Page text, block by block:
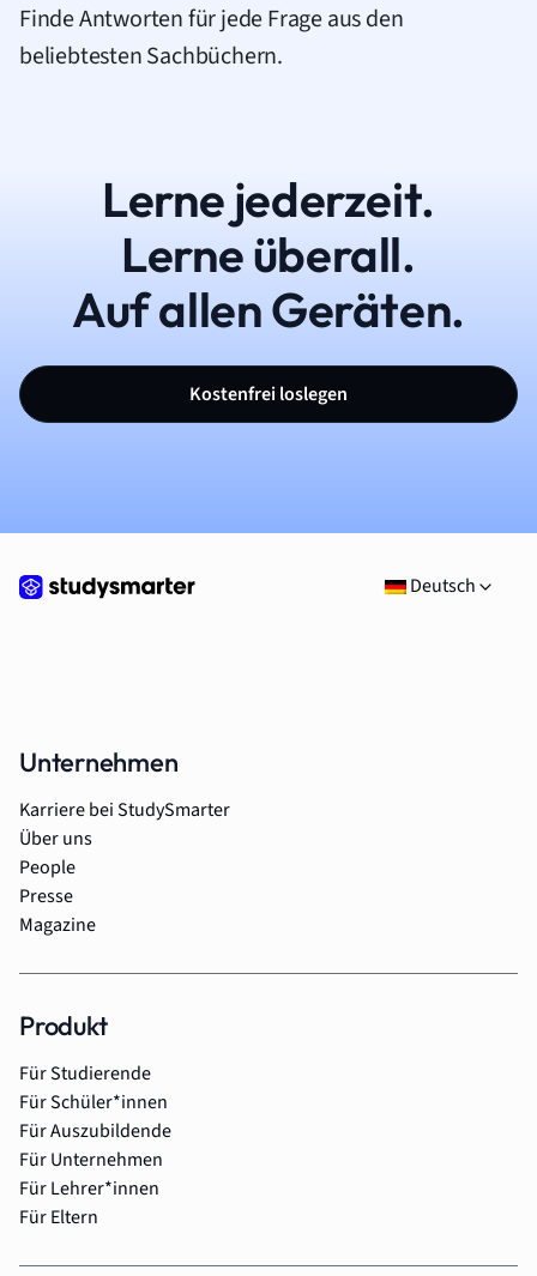
Finde Antworten für jede Frage aus den
beliebtesten Sachbüchern.
Lerne jederzeit.
Lerne überall.
Auf allen Geräten.
Kostenfrei loslegen
Deutsch
Unternehmen
Karriere bei StudySmarter
Über uns
People
Presse
Magazine
Produkt
Für Studierende
Für Schüler*innen
Für Auszubildende
Für Unternehmen
Für Lehrer*innen
Für Eltern